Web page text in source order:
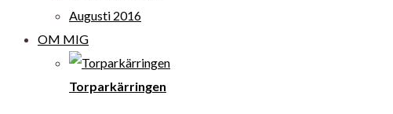
Augusti 2016
OM MIG
Torparkärringen